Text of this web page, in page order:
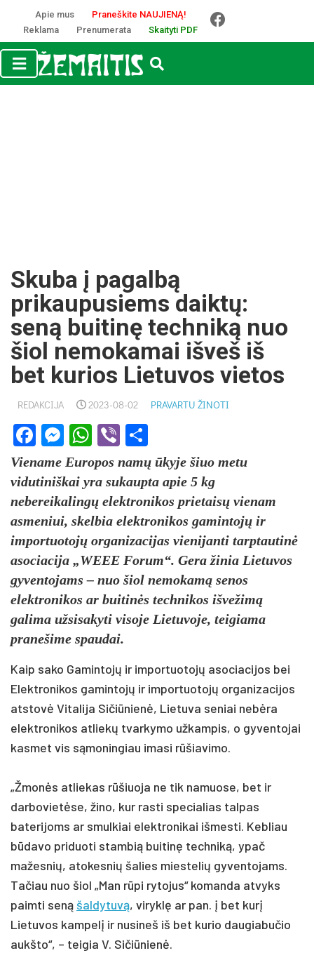
Apie mus
Praneškite NAUJIENĄ!
Reklama
Prenumerata Skaityti PDF
Skuba į pagalbą
prikaupusiems daiktų:
seną buitinę techniką nuo
šiol nemokamai išveš iš
bet kurios Lietuvos vietos
REDAKCIJA 2023-08-02 PRAVARTU ŽINOTI
Facebook
Messenger
WhatsApp
Viber
Viename Europos namų ūkyje šiuo metu
vidutiniškai yra sukaupta apie 5 kg
nebereikalingų elektronikos prietaisų vienam
asmeniui, skelbia elektronikos gamintojų ir
importuotojų organizacijas vienijanti tarptautinė
asociacija „WEEE Forum“. Gera žinia Lietuvos
gyventojams – nuo šiol nemokamą senos
elektronikos ar buitinės technikos išvežimą
galima užsisakyti visoje Lietuvoje, teigiama
pranešime spaudai.
Kaip sako Gamintojų ir importuotojų asociacijos bei
Elektronikos gamintojų ir importuotojų organizacijos
atstovė Vitalija Sičiūnienė, Lietuva seniai nebėra
elektronikos atliekų tvarkymo užkampis, o gyventojai
kasmet vis sąmoningiau imasi rūšiavimo.
„Žmonės atliekas rūšiuoja ne tik namuose, bet ir
darbovietėse, žino, kur rasti specialias talpas
baterijoms ar smulkiai elektronikai išmesti. Kebliau
būdavo priduoti stambią buitinę techniką, ypač
mažesnių, atokesnių šalies miestelių gyventojams.
Tačiau nuo šiol „Man rūpi rytojus“ komanda atvyks
paimti seną šaldytuvą, viryklę ar pan. į bet kurį
Lietuvos kampelį ir nusineš iš bet kurio daugiabučio
aukšto“, – teigia V. Sičiūnienė.